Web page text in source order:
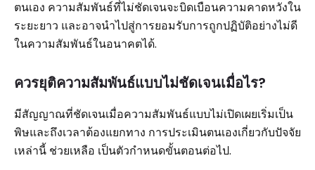
ตนเอง ความสัมพันธ์ที่ไม่ชัดเจนจะบิดเบือนความคาดหวังใน
ระยะยาว และอาจนำไปสู่การยอมรับการถูกปฏิบัติอย่างไม่ดี
ในความสัมพันธ์ในอนาคตได้.
ควรยุติความสัมพันธ์แบบไม่ชัดเจนเมื่อไร?
มีสัญญาณที่ชัดเจนเมื่อความสัมพันธ์แบบไม่เปิดเผยเริ่มเป็น
พิษและถึงเวลาต้องแยกทาง การประเมินตนเองเกี่ยวกับปัจจัย
เหล่านี้ ช่วยเหลือ เป็นตัวกำหนดขั้นตอนต่อไป.